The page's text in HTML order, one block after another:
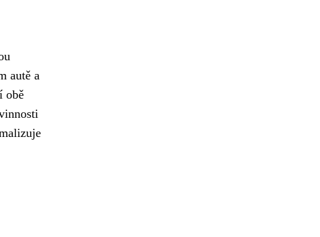
autě a
obě